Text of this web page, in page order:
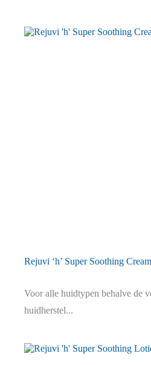
Rejuvi ‘h’ Super Soothing Cream
Voor alle huidtypen behalve de
huidherstel...